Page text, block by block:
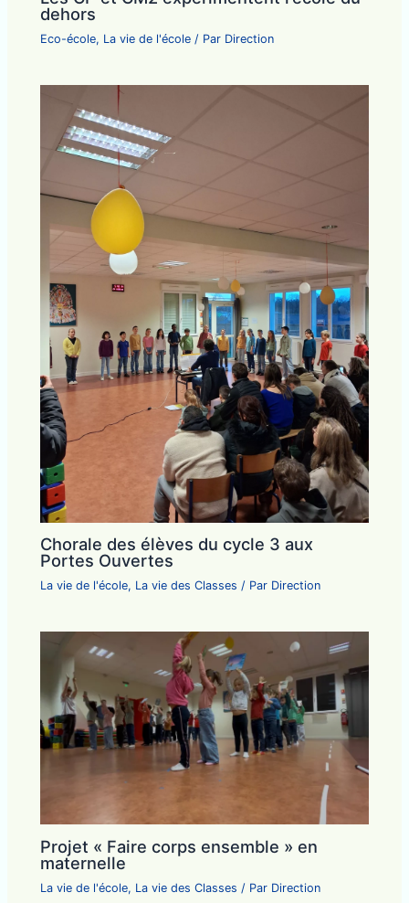
dehors
Eco-école, La vie de l'école / Par Direction
Chorale des élèves du cycle 3 aux
Portes Ouvertes
La vie de l'école, La vie des Classes / Par Direction
Projet « Faire corps ensemble » en
maternelle
La vie de l'école, La vie des Classes / Par Direction